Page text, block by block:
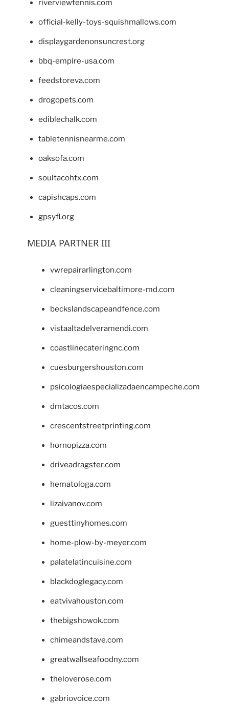
riverviewtennis.com
official-kelly-toys-squishmallows.com
displaygardenonsuncrest.org
bbq-empire-usa.com
feedstoreva.com
drogopets.com
ediblechalk.com
tabletennisnearme.com
oaksofa.com
soultacohtx.com
capishcaps.com
gpsyfl.org
MEDIA PARTNER III
vwrepairarlington.com
cleaningservicebaltimore-md.com
beckslandscapeandfence.com
vistaaltadelveramendi.com
coastlinecateringnc.com
cuesburgershouston.com
psicologiaespecializadaencampeche.com
dmtacos.com
crescentstreetprinting.com
hornopizza.com
driveadragster.com
hematologa.com
lizaivanov.com
guesttinyhomes.com
home-plow-by-meyer.com
palatelatincuisine.com
blackdoglegacy.com
eatvivahouston.com
thebigshowok.com
chimeandstave.com
greatwallseafoodny.com
theloverose.com
gabriovoice.com